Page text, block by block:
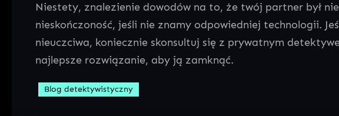
Niestety, znalezienie dowodów na to, że twój partner był
nieskończoność, jeśli nie znamy odpowiedniej technologii.
nieuczciwa, koniecznie skonsultuj się z prywatnym
najlepsze rozwiązanie, aby ją zamknąć.
Blog detektywistyczny